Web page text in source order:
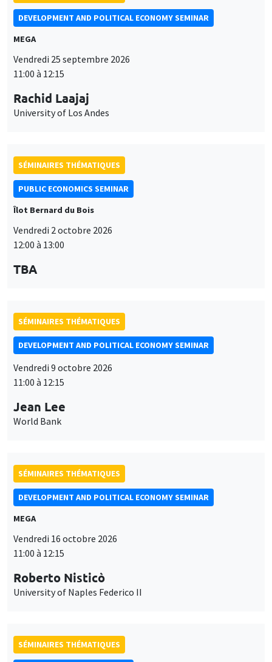
DEVELOPMENT AND POLITICAL ECONOMY SEMINAR
MEGA
Vendredi 25 septembre 2026
11:00 à 12:15
Rachid Laajaj
University of Los Andes
SÉMINAIRES THÉMATIQUES
PUBLIC ECONOMICS SEMINAR
Îlot Bernard du Bois
Vendredi 2 octobre 2026
12:00 à 13:00
TBA
SÉMINAIRES THÉMATIQUES
DEVELOPMENT AND POLITICAL ECONOMY SEMINAR
Vendredi 9 octobre 2026
11:00 à 12:15
Jean Lee
World Bank
SÉMINAIRES THÉMATIQUES
DEVELOPMENT AND POLITICAL ECONOMY SEMINAR
MEGA
Vendredi 16 octobre 2026
11:00 à 12:15
Roberto Nisticò
University of Naples Federico II
SÉMINAIRES THÉMATIQUES